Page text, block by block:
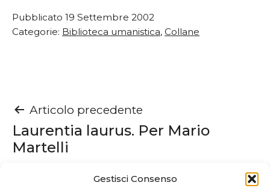
Gestisci Consenso
Pubblicato 19 Settembre 2002
Categorie: Biblioteca umanistica, Collane
Navigazione
articoli
Articolo precedente
Laurentia laurus. Per Mario
Martelli
Articolo successivo